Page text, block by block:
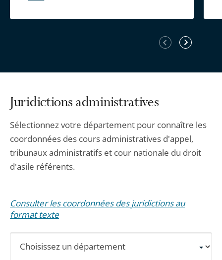
Élément
précédent
Élément
suivant
Juridictions administratives
Sélectionnez votre département pour connaître les
coordonnées des cours administratives d'appel,
tribunaux administratifs et cour nationale du droit
d'asile référents.
Consulter les coordonnées des juridictions au
format texte